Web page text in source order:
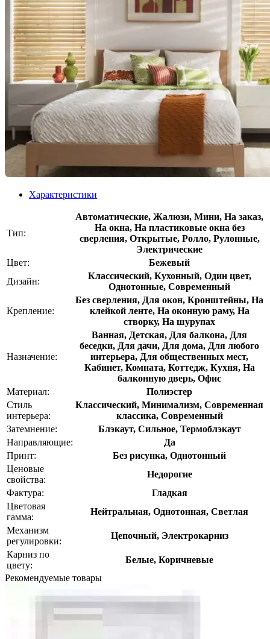
Характеристики
Тип:
Автоматические, Жалюзи, Мини, На заказ,
На окна, На пластиковые окна без
сверления, Открытые, Ролло, Рулонные,
Электрические
Цвет:
Бежевый
Дизайн:
Классический, Кухонный, Один цвет,
Однотонные, Современный
Крепление:
Без сверления, Для окон, Кронштейны, На
клейкой ленте, На оконную раму, На
створку, На шурупах
Назначение:
Ванная, Детская, Для балкона, Для
беседки, Для дачи, Для дома, Для любого
интерьера, Для общественных мест,
Кабинет, Комната, Коттедж, Кухня, На
балконную дверь, Офис
Материал:
Полиэстер
Стиль
интерьера:
Классический, Минимализм, Современная
классика, Современный
Затемнение:
Блэкаут, Сильное, Термоблэкаут
Направляющие:
Да
Принт:
Без рисунка, Однотонный
Ценовые
свойства:
Недорогие
Фактура:
Гладкая
Цветовая
гамма:
Нейтральная, Однотонная, Светлая
Механизм
регулировки:
Цепочный, Электрокарниз
Карниз по
цвету:
Белые, Коричневые
Рекомендуемые товары